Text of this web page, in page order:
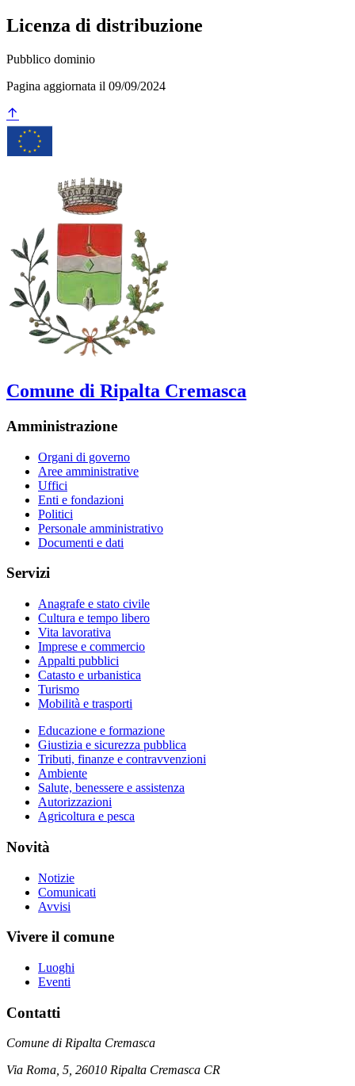
Licenza di distribuzione
Pubblico dominio
Pagina aggiornata il 09/09/2024
Comune di Ripalta Cremasca
Amministrazione
Organi di governo
Aree amministrative
Uffici
Enti e fondazioni
Politici
Personale amministrativo
Documenti e dati
Servizi
Anagrafe e stato civile
Cultura e tempo libero
Vita lavorativa
Imprese e commercio
Appalti pubblici
Catasto e urbanistica
Turismo
Mobilità e trasporti
Educazione e formazione
Giustizia e sicurezza pubblica
Tributi, finanze e contravvenzioni
Ambiente
Salute, benessere e assistenza
Autorizzazioni
Agricoltura e pesca
Novità
Notizie
Comunicati
Avvisi
Vivere il comune
Luoghi
Eventi
Contatti
Comune di Ripalta Cremasca
Via Roma, 5, 26010 Ripalta Cremasca CR